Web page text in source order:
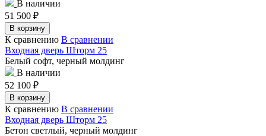
В наличии
51 500 ₽
В корзину
К сравнению В сравнении
Входная дверь Шторм 25
Белый софт, черный молдинг
В наличии
52 100 ₽
В корзину
К сравнению В сравнении
Входная дверь Шторм 25
Бетон светлый, черный молдинг